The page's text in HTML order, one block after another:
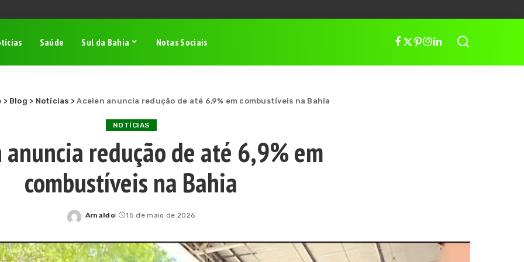
Saúde Sul da Bahia Notas Sociais
> Blog > Notícias >Acelen anuncia redução de até 6,9% em combustíveis na Bahia
NOTÍCIAS
anuncia redução de até 6,9% em
combustíveis na Bahia
Posted
Arnaldo 15 de maio de 2026